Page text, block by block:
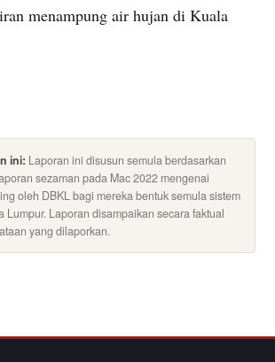
menampung air hujan di Kuala
ini: Laporan ini disusun semula berdasarkan
sezaman pada Mac 2022 mengenai
oleh DBKL bagi mereka bentuk semula sistem
Lumpur. Laporan disampaikan secara faktual
yang dilaporkan.